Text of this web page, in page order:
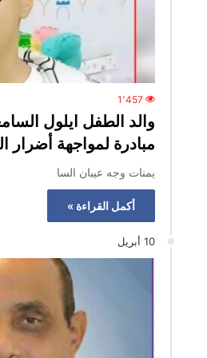
1٬457
والد الطفل ايلول
مبادرة لمواجهة أضرار
يمنات وجه عيبان السا
أكمل القراءة »
10 أبريل